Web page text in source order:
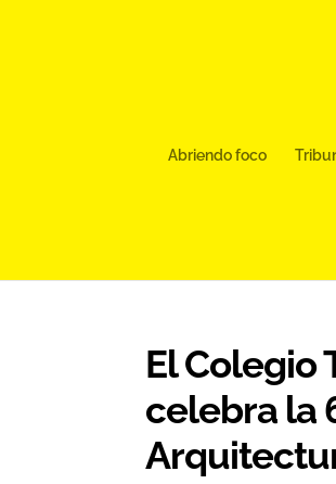
Abriendo foco
El Colegio
celebra la